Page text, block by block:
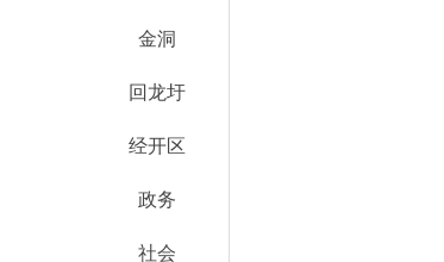
金洞
回龙圩
经开区
政务
社会